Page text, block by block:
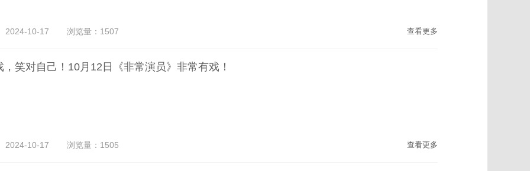
2024-10-17 浏览量：1507 查看更多
，笑对自己！10月12日《非常演员》非常有戏！
2024-10-17 浏览量：1505 查看更多